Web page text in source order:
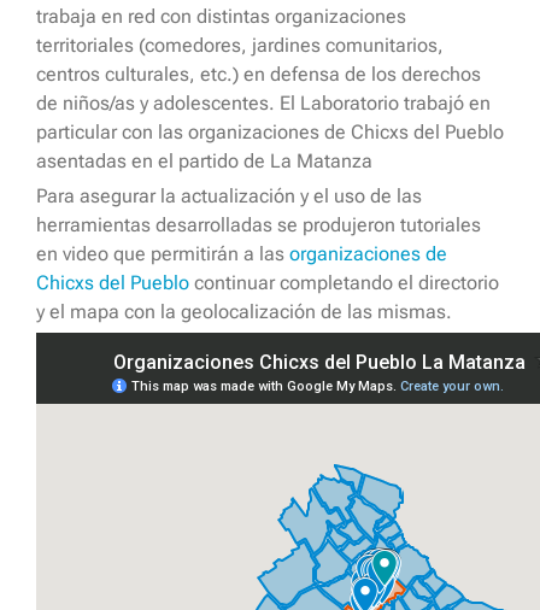
trabaja en red con distintas organizaciones
territoriales (comedores, jardines comunitarios,
centros culturales, etc.) en defensa de los derechos
de niños/as y adolescentes. El Laboratorio trabajó en
particular con las organizaciones de Chicxs del Pueblo
asentadas en el partido de La Matanza
Para asegurar la actualización y el uso de las
herramientas desarrolladas se produjeron tutoriales
en video que permitirán a las organizaciones de
Chicxs del Pueblo continuar completando el directorio
y el mapa con la geolocalización de las mismas.